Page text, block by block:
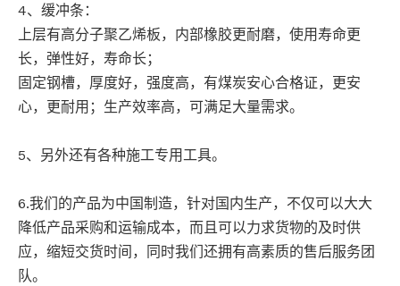
4、缓冲条：
上层有高分子聚乙烯板，内部橡胶更耐磨，使用寿命更
长，弹性好，寿命长；
固定钢槽，厚度好，强度高，有煤炭安心合格证，更安
心，更耐用；生产效率高，可满足大量需求。
5、另外还有各种施工专用工具。
6.我们的产品为中国制造，针对国内生产，不仅可以大大
降低产品采购和运输成本，而且可以力求货物的及时供
应，缩短交货时间，同时我们还拥有高素质的售后服务团
队。